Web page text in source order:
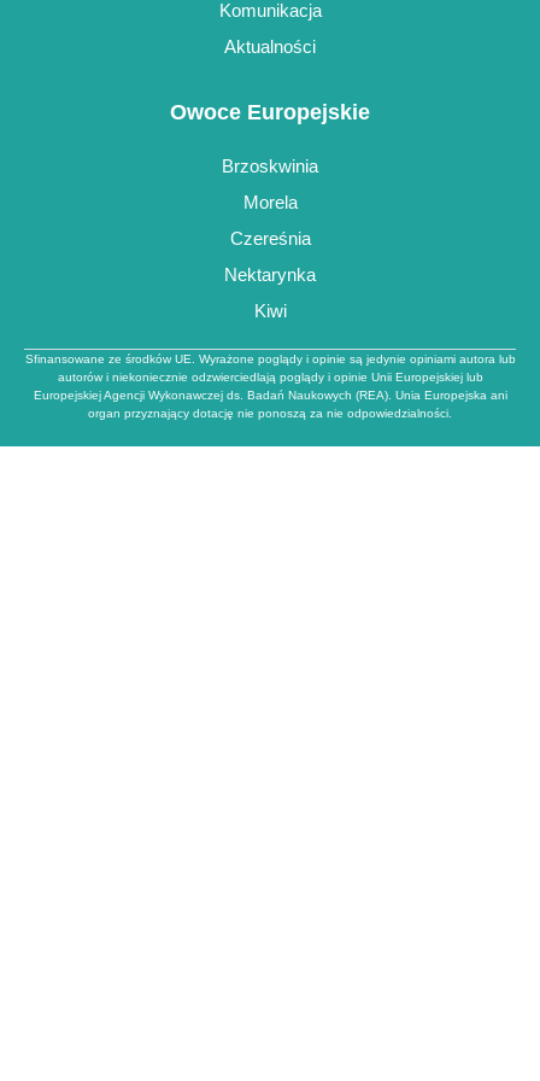
Komunikacja
Aktualności
Owoce Europejskie
Brzoskwinia
Morela
Czereśnia
Nektarynka
Kiwi
Sfinansowane ze środków UE. Wyrażone poglądy i opinie są jedynie opiniami autora lub
autorów i niekoniecznie odzwierciedlają poglądy i opinie Unii Europejskiej lub
Europejskiej Agencji Wykonawczej ds. Badań Naukowych (REA). Unia Europejska ani
organ przyznający dotację nie ponoszą za nie odpowiedzialności.